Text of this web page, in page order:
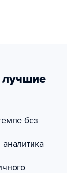
лучшие
без